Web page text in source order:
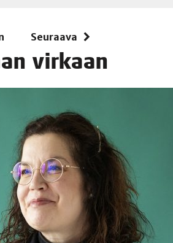
Seuraava
virkaan